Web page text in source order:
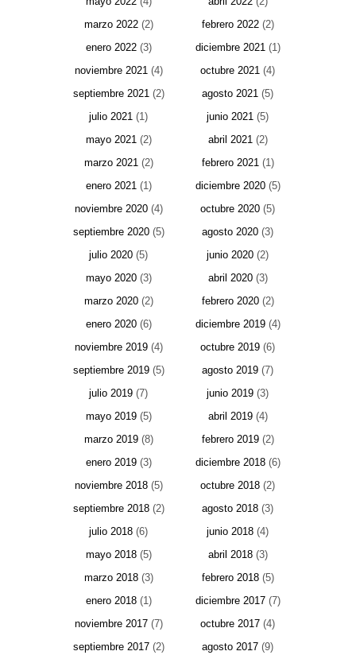
marzo 2022(2) febrero 2022(2)
enero 2022(3) diciembre 2021(1)
noviembre 2021(4) octubre 2021 (4)
septiembre 2021(2) agosto 2021 (5)
julio 2021 (1) junio 2021 (5)
mayo 2021(2) abril 2021(2)
marzo 2021(2) febrero 2021(1)
enero 2021(1) diciembre 2020(5)
noviembre 2020(4) octubre 2020 (5)
septiembre 2020(5) agosto 2020 (3)
julio 2020 (5) junio 2020 (2)
mayo 2020(3) abril 2020(3)
marzo 2020(2) febrero 2020(2)
enero 2020(6) diciembre 2019(4)
noviembre 2019(4) octubre 2019 (6)
septiembre 2019(5) agosto 2019 (7)
julio 2019 (7) junio 2019 (3)
mayo 2019(5) abril 2019(4)
marzo 2019(8) febrero 2019(2)
enero 2019(3) diciembre 2018(6)
noviembre 2018(5) octubre 2018 (2)
septiembre 2018(2) agosto 2018 (3)
julio 2018 (6) junio 2018 (4)
mayo 2018(5) abril 2018(3)
marzo 2018(3) febrero 2018(5)
enero 2018(1) diciembre 2017(7)
noviembre 2017(7) octubre 2017 (4)
septiembre 2017(2) agosto 2017 (9)